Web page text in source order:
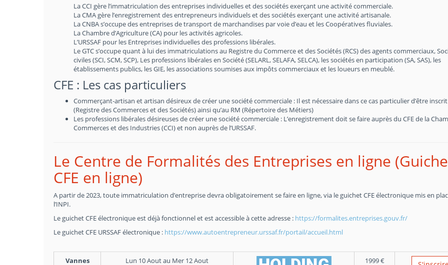
La CCI gère l’immatriculation des entreprises individuelles et des sociétés exerçant une activité commerciale.
La CMA gère l’enregistrement des entrepreneurs individuels et des sociétés exerçant une activité artisanale.
La CNBA s’occupe des entreprises de transport de marchandises par voie d’eau et les Coopératives fluviales.
La Chambre d’Agriculture (CA) pour les activités agricoles.
L’URSSAF pour les Entreprises individuelles des professions libérales.
Le GTC s’occupe quant à lui des immatriculations au Registre du Commerce et des Sociétés (RCS) des agents commerciaux,
civiles (SCI, SCM, SCP), Les professions libérales en Société (SELARL, SELAFA, SELCA), les sociétés en participation (SA, SAS), les
établissements publics, les GIE, les associations soumises aux impôts commerciaux et les loueurs en meublé.
CFE : Les cas particuliers
Commerçant-artisan et artisan désireux de créer une société commerciale : Il est nécessaire dans ce cas particulier d’être inscrit
(Registre des Commerces et des Sociétés) ainsi qu’au RM (Répertoire des Métiers)
Les professions libérales désireuses de créer une société commerciale : L’enregistrement doit se faire auprès du CFE de la
Commerces et des Industries (CCI) et non auprès de l’URSSAF.
Le Centre de Formalités des Entreprises en ligne
CFE en ligne)
A partir de 2023, toute immatriculation d’entreprise devra obligatoirement se faire en ligne, via le guichet CFE électronique mis en
l’INPI.
Le guichet CFE électronique est déjà fonctionnel et est accessible à cette adresse : https://formalites.entreprises.gouv.fr/
Le guichet CFE URSSAF électronique : https://www.autoentrepreneur.urssaf.fr/portail/accueil.html
Vannes
Lun 10 Aoutau Mer 12 Aout
1999€